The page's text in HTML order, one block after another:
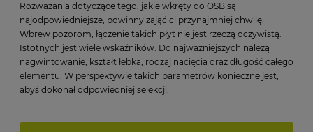
Rozważania dotyczące tego, jakie wkręty do OSB są
najodpowiedniejsze, powinny zająć ci przynajmniej chwilę.
Wbrew pozorom, łączenie takich płyt nie jest rzeczą oczywistą.
Istotnych jest wiele wskaźników. Do najważniejszych należą
nagwintowanie, kształt łebka, rodzaj nacięcia oraz długość całego
elementu. W perspektywie takich parametrów konieczne jest,
abyś dokonał odpowiedniej selekcji.